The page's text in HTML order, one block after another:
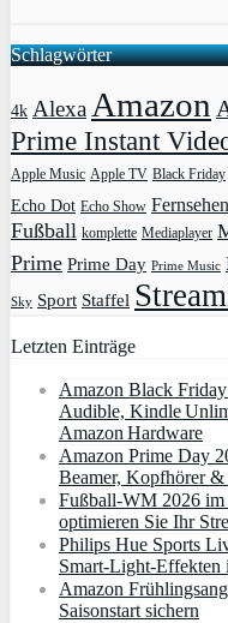
Schlagwörter
4k AlexaAmazon
Prime Instant
Apple Music Apple TV Black Friday
Echo Dot Echo Show Fernsehen
Fußball komplette Mediaplayer
Prime Prime Day Prime Music
Sky Sport Staffel
Letzten Einträge
Amazon Black
Audible, Kindle
Amazon Hardware
Amazon Prime Day
Beamer, Kopfhörer &
Fußball-WM 2026 im
optimieren Sie Ihr
Philips Hue Sports
Amazon
Saisonstart sichern